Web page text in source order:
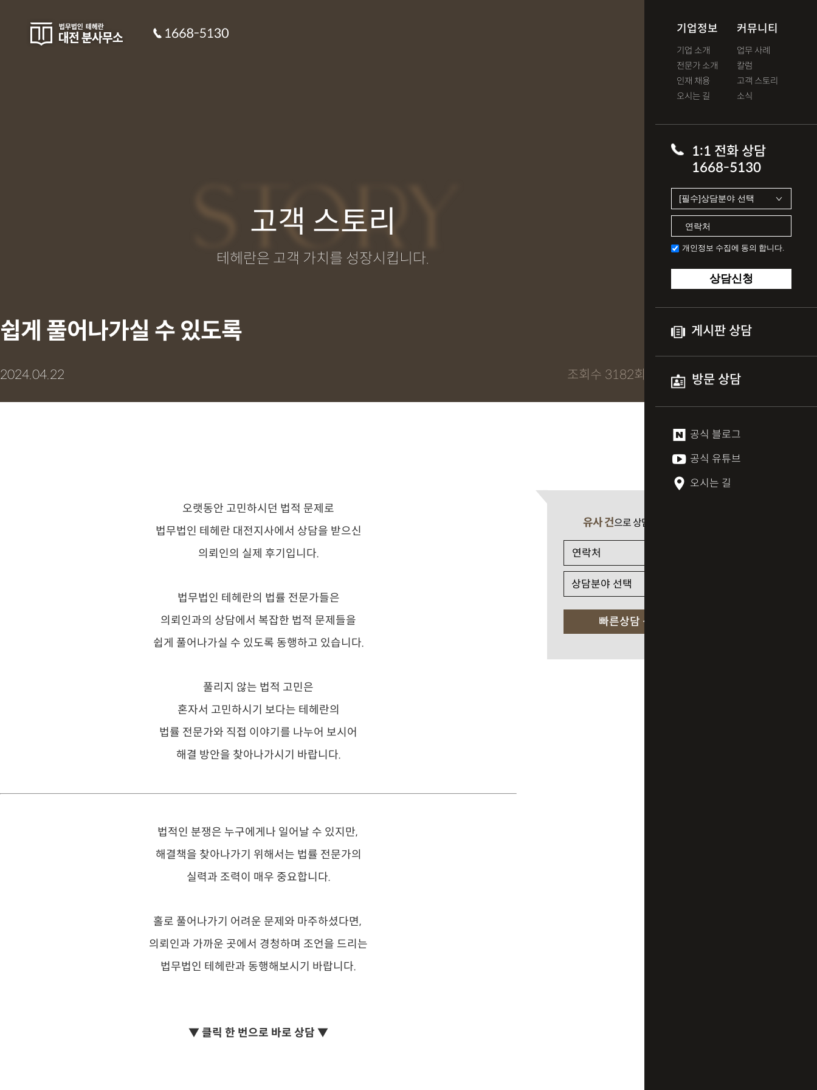
기업정보
기업 소개
전문가 소개
인재 채용
오시는 길
커뮤니티
업무 사례
칼럼
고객 스토리
소식
1:1 전화 상담
1668-5130
개인정보 수집에 동의 합니다.
상담신청
게시판 상담
방문 상담
공식 블로그
공식 유튜브
오시는 길
STORY
고객 스토리
테헤란은 고객 가치를 성장시킵니다.
쉽게 풀어나가실 수 있도록
2024.04.22 조회수 3182회
오랫동안 고민하시던 법적 문제로
법무법인 테헤란 대전지사에서 상담을 받으신
의뢰인의 실제 후기입니다.
법무법인 테헤란의 법률 전문가들은
의뢰인과의 상담에서 복잡한 법적 문제들을
쉽게 풀어나가실 수 있도록 동행하고 있습니다.
풀리지 않는 법적 고민은
혼자서 고민하시기 보다는 테헤란의
법률 전문가와 직접 이야기를 나누어 보시어
해결 방안을 찾아나가시기 바랍니다.
법적인 분쟁은 누구에게나 일어날 수 있지만,
해결책을 찾아나가기 위해서는 법률 전문가의
실력과 조력이 매우 중요합니다.
홀로 풀어나가기 어려운 문제와 마주하셨다면,
의뢰인과 가까운 곳에서 경청하며 조언을 드리는
법무법인 테헤란과 동행해보시기 바랍니다.
▼ 클릭 한 번으로 바로 상담 ▼
유사 건으로 상담 필요 시